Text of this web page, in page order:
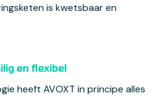
is kwetsbaar en
en flexibel
heeft AVOXT in principe alles